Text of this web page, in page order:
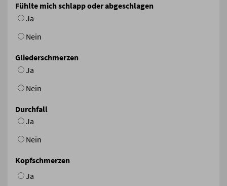
Fühlte mich schlapp oder abgeschlagen
Ja
Nein
Gliederschmerzen
Ja
Nein
Durchfall
Ja
Nein
Kopfschmerzen
Ja